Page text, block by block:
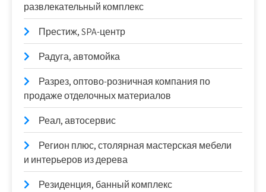
развлекательный комплекс
Престиж, SPA-центр
Радуга, автомойка
Разрез, оптово-розничная компания по
продаже отделочных материалов
Реал, автосервис
Регион плюс, столярная мастерская мебели
и интерьеров из дерева
Резиденция, банный комплекс